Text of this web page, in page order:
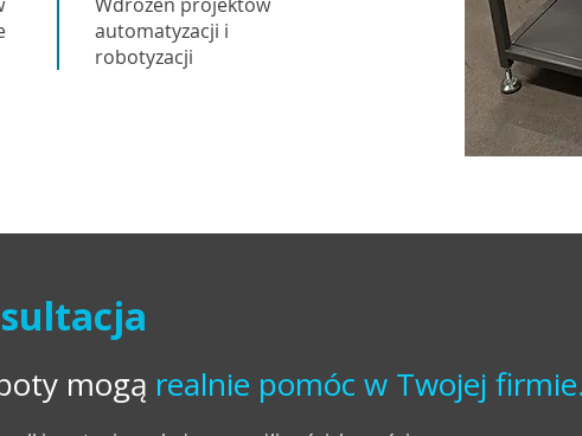
automatyzacji i
robotyzacji
mogą realnie pomóc w Twojej